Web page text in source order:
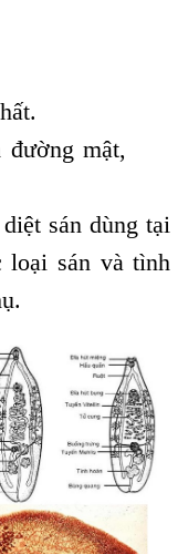
mật,
sán dùng tại
loại sán và tình